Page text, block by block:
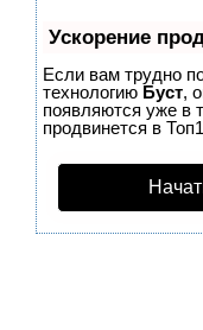
Ускорение
Если вам трудно
технологию Буст,
появляются уже в
продвинется в